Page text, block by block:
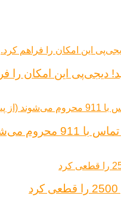
این امکان را
پیکسل ۶ تا ۱۰)